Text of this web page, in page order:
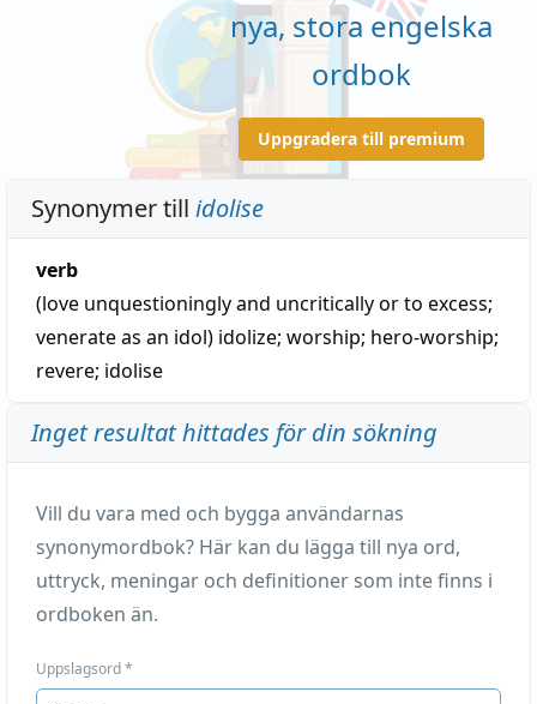
nya, stora engelska
ordbok
Uppgradera till premium
Synonymer till idolise
verb
(love unquestioningly and uncritically or to excess;
venerate as an idol) idolize; worship; hero-worship;
revere; idolise
Inget resultat hittades för din sökning
Vill du vara med och bygga användarnas
synonymordbok? Här kan du lägga till nya ord,
uttryck, meningar och definitioner som inte finns i
ordboken än.
Uppslagsord*